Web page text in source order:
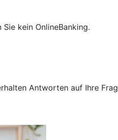
kein OnlineBanking.
Antworten auf Ihre